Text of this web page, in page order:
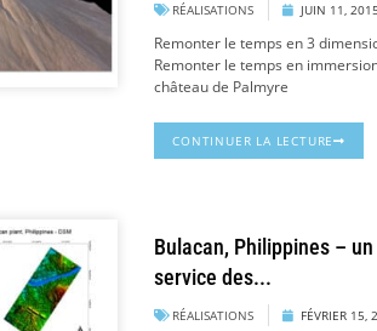
RÉALISATIONS JUIN 11, 2015
Remonter le temps en 3
Remonter le temps en
château de Palmyre
CONTINUER LA LECTURE
Bulacan, Philippines –
service des...
RÉALISATIONS FÉVRIER 15,